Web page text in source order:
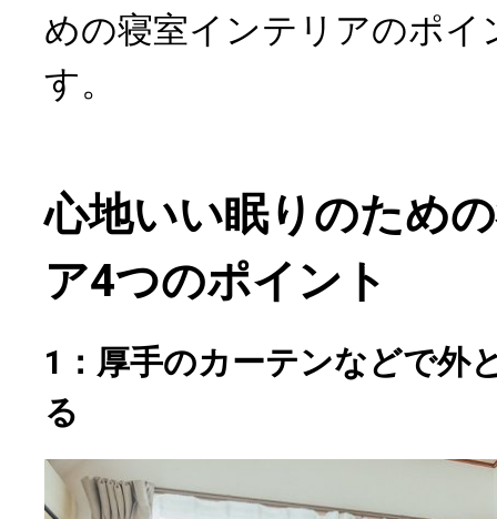
めの寝室インテリアのポイ
す。
心地いい眠りのため
ア4つのポイント
1：厚手のカーテンなどで外
る